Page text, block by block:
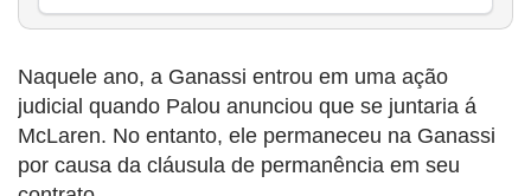
Naquele ano, a Ganassi entrou em uma ação
judicial quando Palou anunciou que se juntaria á
McLaren. No entanto, ele permaneceu na Ganassi
por causa da cláusula de permanência em seu